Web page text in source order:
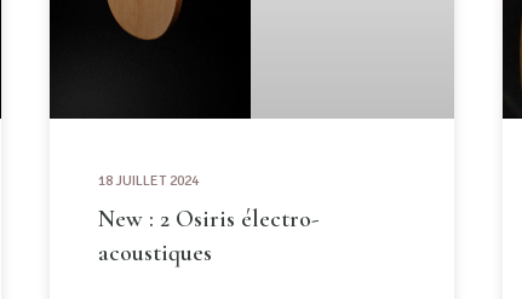
18 JUILLET 2024
New : 2 Osiris électro-
acoustiques